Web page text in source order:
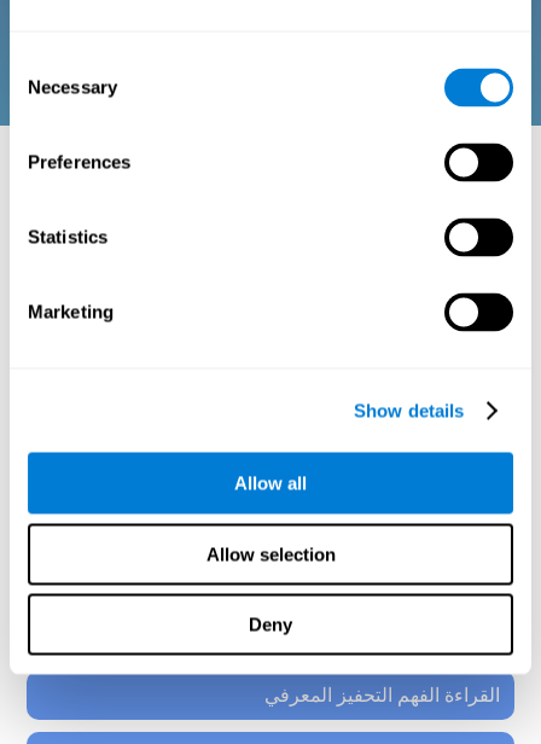
Selection
Necessary
Preferences
Statistics
Marketing
Show details
Allow all
Allow selection
Deny
التحفيز المعرفي لعائلتك:
إنّ برنامج كوجنيفيت للأسر مؤلّف من تمارين عقلية على شكل
ألعاب مسلية. تتّجه هذه التكنولوجيا إلى التدريب العقلي
والاستعادة المعرفية للأسر. إنّه وسيلة للأسر ومن خلال
العمر والجنس، يسمح للأسر:
إجراء تدريبات شخصية مختلفة معينة لأعضاء العائلة.
مراقبة النتائج المعرفية.
يرتكز التنبيه المعرفي على اللدونة والتخزين الدماغي لتحسّن
أداء الوظائف العقلية من خلال تقنيات وتمارين منظمة بطريقة
جميع أدوات تحفيز الدماغ وإعادة التأهيل المعرفي الموجودة في
والمراهقين والبالغين وكبار السن.
القراءة الفهم التحفيز المعرفي